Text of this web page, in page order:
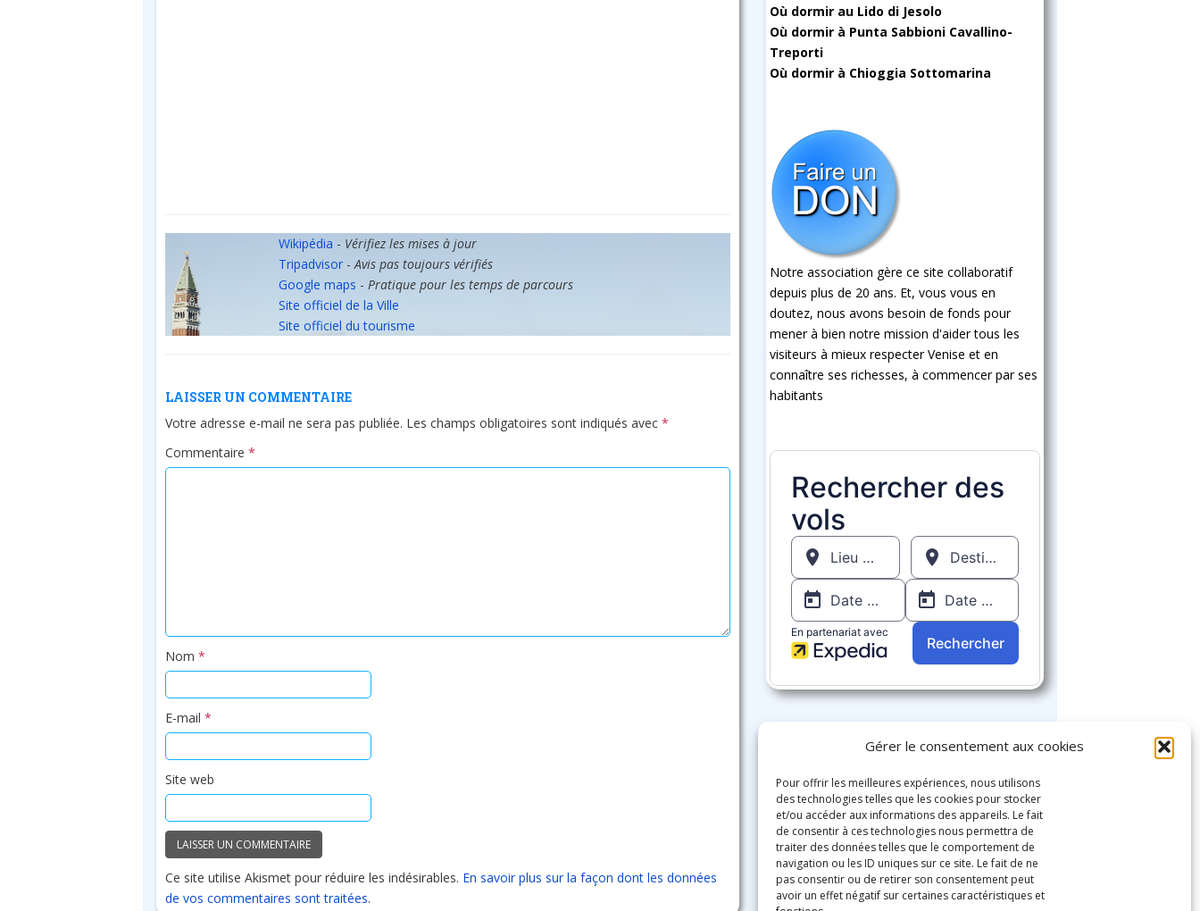
Gérer le consentement aux cookies
Pour offrir les meilleures expériences, nous utilisons
des technologies telles que les cookies pour stocker
et/ou accéder aux informations des appareils. Le fait
de consentir à ces technologies nous permettra de
traiter des données telles que le comportement de
navigation ou les ID uniques sur ce site. Le fait de ne
pas consentir ou de retirer son consentement peut
avoir un effet négatif sur certaines caractéristiques et
Wikipédia - Vérifiez les mises à jour
Tripadvisor-Avis pas toujours vérifiés
Google maps - Pratique pour les temps de parcours
Site officiel de la Ville
Site officiel du tourisme
LAISSER UN COMMENTAIRE
Votre adresse e-mail ne sera pas publiée. Les champs obligatoires sont indiqués avec *
Commentaire *
Nom *
E-mail *
Site web
Ce site utilise Akismet pour réduire les indésirables. En savoir plus sur la façon dont les données
de vos commentaires sont traitées.
Où dormir au Lido di Jesolo
Où dormir à Punta Sabbioni Cavallino-
Treporti
Où dormir à Chioggia Sottomarina
Notre association gère ce site collaboratif
depuis plus de 20 ans. Et, vous vous en
doutez, nous avons besoin de fonds pour
mener à bien notre mission d'aider tous les
visiteurs à mieux respecter Venise et en
connaître ses richesses, à commencer par ses
habitants